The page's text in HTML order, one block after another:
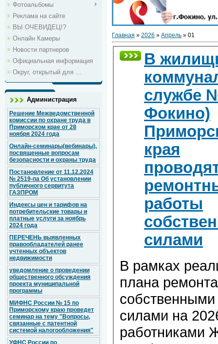
Фотоальбомы
Реклама на сайте
ВЫ ОЧЕВИДЕЦ!?
Онлайн Камеры
Новости партнеров
Официальная информация
Округ, открытый для ...
Администрация
Решение Межведомственной
комиссии по охране труда в
Приморском крае от 28
ноября 2024 года
Онлайн-семинары(вебинары),
посвященные вопросам
безопасности и охраны труда
Постановление от 11.12.2024
№ 2519-па Об установлении
публичного сервитута
ГАЗПРОМ
Индексы цен и тарифов на
потребительские товары и
платные услуги за ноябрь
2024 года
ПЕРЕЧЕНЬ выявленных
правообладателей ранее
учтенных объектов
недвижимости
уведомление о проведении
общественного обсуждения
проекта муниципальной
программы
МИФНС России № 15 по
Приморскому краю проведет
семинар на тему "Вопросы,
связанные с патентной
системой налогообложения"
УФНС России по
Главная » 2026 » Апрель » 01
В
службе
Фокино)
края
работы
силами
В рамках
плана ремонта
собственными
силами на
работниками